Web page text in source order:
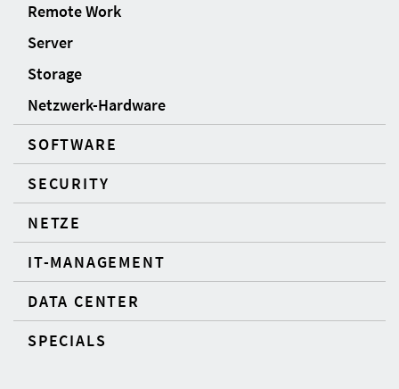
Remote Work
Server
Storage
Netzwerk-Hardware
SOFTWARE
SECURITY
NETZE
IT-MANAGEMENT
DATA CENTER
SPECIALS